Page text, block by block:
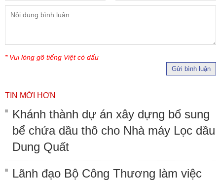
* Vui lòng gõ tiếng Việt có dấu
Gửi bình luận
TIN MỚI HƠN
Khánh thành dự án xây dựng bổ sung
bể chứa dầu thô cho Nhà máy Lọc dầu
Dung Quất
Lãnh đạo Bộ Công Thương làm việc